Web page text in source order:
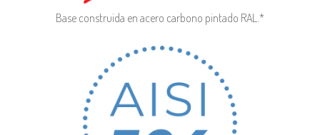
Base construida en acero carbono pintado RAL.*